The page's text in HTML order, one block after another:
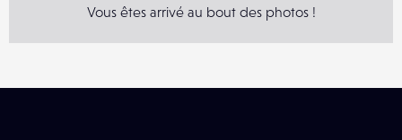
Vous êtes arrivé au bout des photos !